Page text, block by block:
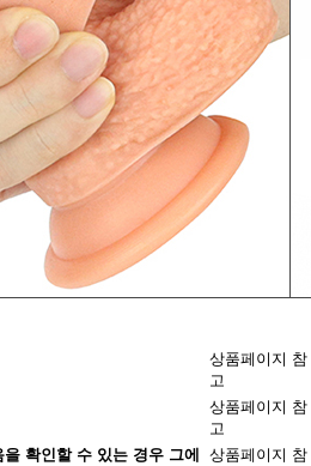
상품페이지 참
고
상품페이지 참
고
확인할 수 있는 경우 그에
상품페이지 참